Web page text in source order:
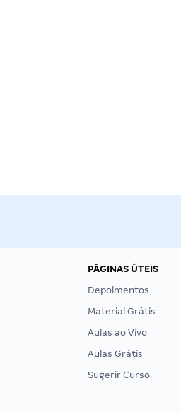
PÁGINAS ÚTEIS
Depoimentos
Material Grátis
Aulas ao Vivo
Aulas Grátis
Sugerir Curso